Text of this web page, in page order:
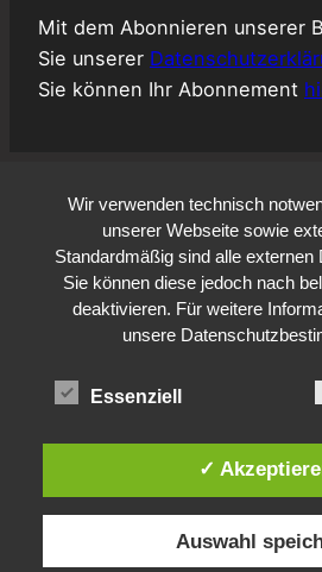
Mit dem Abonnieren unserer
Sie unserer
Sie können Ihr Abonnement
Wir verwenden technisch
unserer Webseite sowie
Standardmäßig sind alle externen
Sie können diese jedoch nach
deaktivieren. Für weitere
unsere
Essenziell
✓
Auswahl